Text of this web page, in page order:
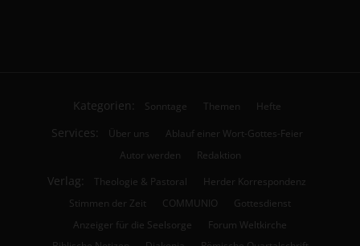
Kategorien: Sonntage Themen Hefte
Services: Über uns
Ablauf einer Wort-Gottes-Feier
Autor werden
Redaktion
Verlag: Theologie & Pastoral
Herder Korrespondenz
Stimmen der Zeit
COMMUNIO
Gottesdienst
Anzeiger für die Seelsorge
Forum Weltkirche